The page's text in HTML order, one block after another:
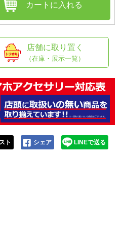
カートに入れる
店舗に取り置く
（在庫・展示一覧）
ト シェア LINEで送る